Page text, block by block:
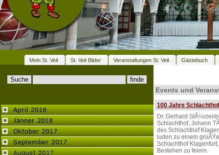
Mein St. Veit St. Veit Bilder Veranstaltungen St. Veit Gästebuch
Events und
100 Jahre
Dr. Gerhard
Schlachthof, Johann
des Schlachthof
luden zu einem
Schlachthof
Bestehen zu feiern.